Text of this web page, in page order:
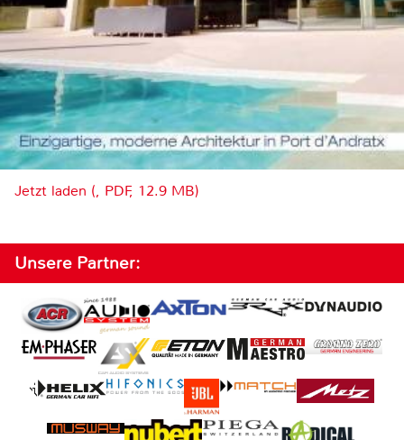
Jetzt laden (, PDF, 12.9 MB)
Unsere Partner: